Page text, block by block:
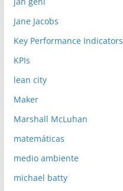
Jane Jacobs
Key Performance Indicators
KPIs
lean city
Maker
Marshall McLuhan
matemáticas
medio ambiente
michael batty